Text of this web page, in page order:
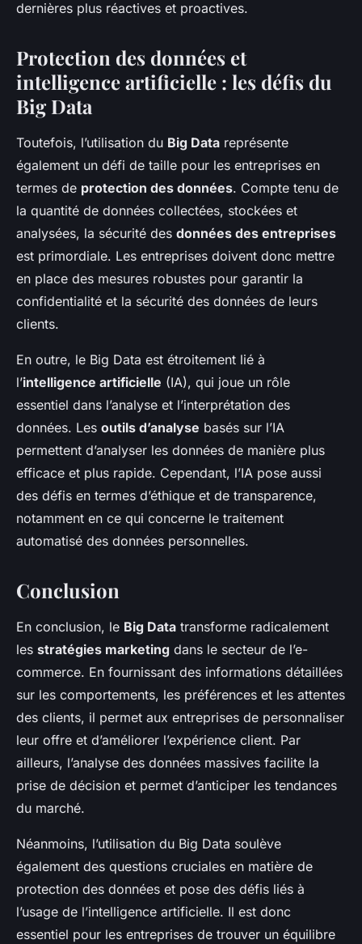
dernières plus réactives et proactives.
Protection des données et
intelligence artificielle : les défis du
Big Data
Toutefois, l’utilisation du Big Data représente
également un défi de taille pour les entreprises en
termes de protection des données. Compte tenu de
la quantité de données collectées, stockées et
analysées, la sécurité des données des entreprises
est primordiale. Les entreprises doivent donc mettre
en place des mesures robustes pour garantir la
confidentialité et la sécurité des données de leurs
clients.
En outre, le Big Data est étroitement lié à
l’intelligence artificielle (IA), qui joue un rôle
essentiel dans l’analyse et l’interprétation des
données. Les outils d’analyse basés sur l’IA
permettent d’analyser les données de manière plus
efficace et plus rapide. Cependant, l’IA pose aussi
des défis en termes d’éthique et de transparence,
notamment en ce qui concerne le traitement
automatisé des données personnelles.
Conclusion
En conclusion, le Big Data transforme radicalement
les stratégies marketing dans le secteur de l’e-
commerce. En fournissant des informations détaillées
sur les comportements, les préférences et les attentes
des clients, il permet aux entreprises de personnaliser
leur offre et d’améliorer l’expérience client. Par
ailleurs, l’analyse des données massives facilite la
prise de décision et permet d’anticiper les tendances
du marché.
Néanmoins, l’utilisation du Big Data soulève
également des questions cruciales en matière de
protection des données et pose des défis liés à
l’usage de l’intelligence artificielle. Il est donc
essentiel pour les entreprises de trouver un équilibre